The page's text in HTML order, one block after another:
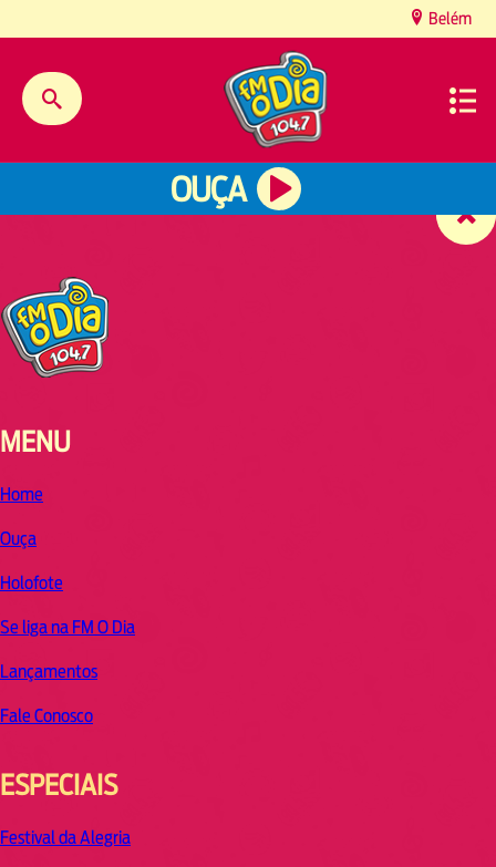
Belém
OUÇA
MENU
Home
Ouça
Holofote
Se liga na FM O Dia
Lançamentos
Fale Conosco
ESPECIAIS
Festival da Alegria